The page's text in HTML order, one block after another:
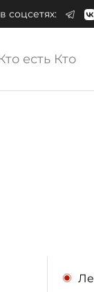
соцсетях:
есть Кто